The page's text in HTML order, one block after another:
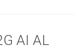
AI AL